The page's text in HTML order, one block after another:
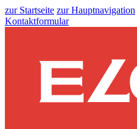
zur Startseite zur Hauptnavigation
Kontaktformular